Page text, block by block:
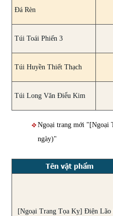
Đá Rèn
Túi Toái Phiến 3
Túi Huyền Thiết Thạch
Túi Long Văn Điểu Kim
Ngoại trang mới "[Ngoại
ngày)"
Tên vật phẩm
[Ngoại Trang Tọa Kỵ] Điện Lão